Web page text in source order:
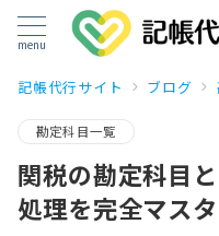
menu
記帳代行サイト ブログ
勘定科目一覧
関税の勘定科目
処理を完全マスタ